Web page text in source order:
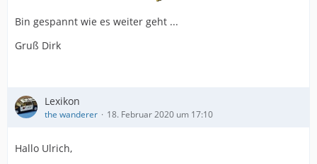
Bin gespannt wie es weiter geht ...
Gruß Dirk
Lexikon
the wanderer 18. Februar 2020 um 17:10
Hallo Ulrich,